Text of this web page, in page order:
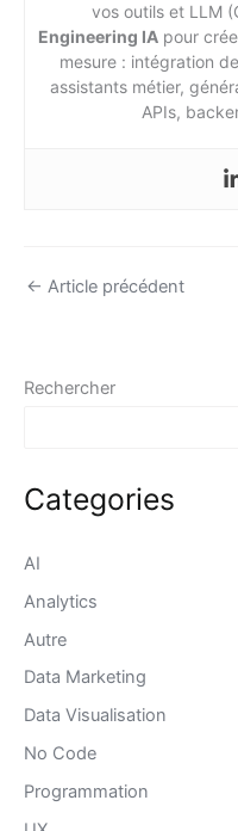
vos outils et LLM
Engineering IA pour
mesure : intégration
assistants métier,
APIs,
← Article précédent
Rechercher
Categories
AI
Analytics
Autre
Data Marketing
Data Visualisation
No Code
Programmation